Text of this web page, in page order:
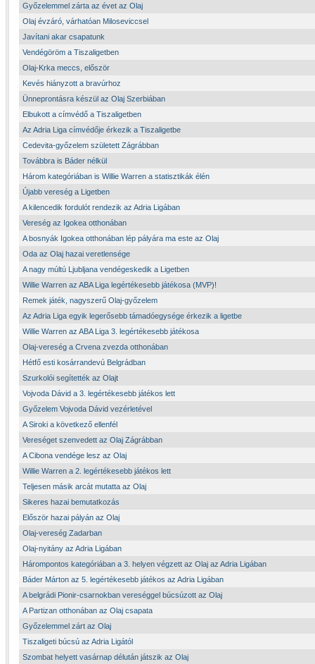
Győzelemmel zárta az évet az Olaj
Olaj évzáró, várhatóan Miloseviccsel
Javítani akar csapatunk
Vendégöröm a Tiszaligetben
Olaj-Krka meccs, először
Kevés hiányzott a bravúrhoz
Ünneprontásra készül az Olaj Szerbiában
Elbukott a címvédő a Tiszaligetben
Az Adria Liga címvédője érkezik a Tiszaligetbe
Cedevita-győzelem született Zágrábban
Továbbra is Báder nélkül
Három kategóriában is Willie Warren a statisztikák élén
Újabb vereség a Ligetben
A kilencedik fordulót rendezik az Adria Ligában
Vereség az Igokea otthonában
A bosnyák Igokea otthonában lép pályára ma este az Olaj
Oda az Olaj hazai veretlensége
A nagy múltú Ljubljana vendégeskedik a Ligetben
Willie Warren az ABA Liga legértékesebb játékosa (MVP)!
Remek játék, nagyszerű Olaj-győzelem
Az Adria Liga egyik legerősebb támadóegysége érkezik a ligetbe
Willie Warren az ABA Liga 3. legértékesebb játékosa
Olaj-vereség a Crvena zvezda otthonában
Hétfő esti kosárrandevú Belgrádban
Szurkolói segítették az Olajt
Vojvoda Dávid a 3. legértékesebb játékos lett
Győzelem Vojvoda Dávid vezérletével
A Siroki a következő ellenfél
Vereséget szenvedett az Olaj Zágrábban
A Cibona vendége lesz az Olaj
Willie Warren a 2. legértékesebb játékos lett
Teljesen másik arcát mutatta az Olaj
Sikeres hazai bemutatkozás
Először hazai pályán az Olaj
Olaj-vereség Zadarban
Olaj-nyitány az Adria Ligában
Hárompontos kategóriában a 3. helyen végzett az Olaj az Adria Ligában
Báder Márton az 5. legértékesebb játékos az Adria Ligában
A belgrádi Pionir-csarnokban vereséggel búcsúzott az Olaj
A Partizan otthonában az Olaj csapata
Győzelemmel zárt az Olaj
Tiszaligeti búcsú az Adria Ligától
Szombat helyett vasárnap délután játszik az Olaj